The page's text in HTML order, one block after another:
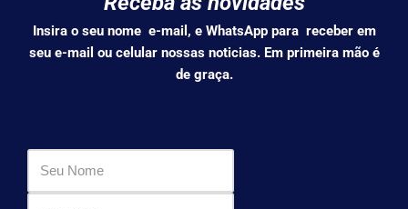
Insira o seu nome e-mail, e WhatsApp para receber em
seu e-mail ou celular nossas noticias. Em primeira mão é
de graça.